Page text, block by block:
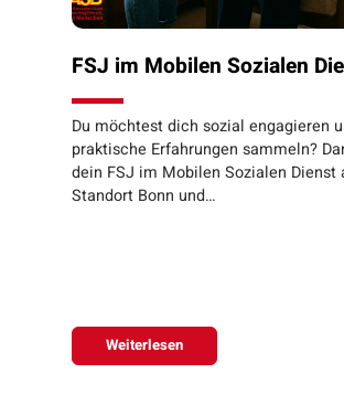
FSJ im Mobilen Sozialen
Du möchtest dich sozial engagieren
praktische Erfahrungen sammeln?
dein FSJ im Mobilen Sozialen Dienst
Standort Bonn und…
Weiterlesen